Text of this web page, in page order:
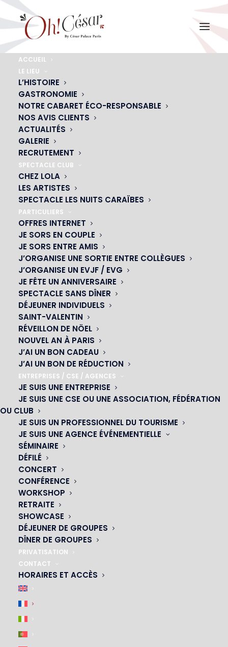
ACCUEIL
LE LIEU
L’HISTOIRE
GASTRONOMIE
NOTRE CABARET ÉCO-RESPONSABLE
NOS AVIS CLIENTS
ACTUALITÉS
GALERIE
RECRUTEMENT
SPECTACLE CLUB
CHEZ LOLA
LES ARTISTES
SPECTACLE LES NUITS CARAÏBES
PARTICULIERS
OFFRES INTERNET
JE SORS EN COUPLE
JE SORS ENTRE AMIS
J’ORGANISE UNE SORTIE ENTRE COLLÈGUES
J’ORGANISE UN EVJF / EVG
JE FÊTE UN ANNIVERSAIRE
SPECTACLE SANS DÎNER
DÉJEUNER INDIVIDUELS
SAINT-VALENTIN
RÉVEILLON DE NÖEL
NOUVEL AN À PARIS
J’AI UN BON CADEAU
J’AI UN BON DE RÉDUCTION
ENTREPRISES / CSE / AGENCES
JE SUIS UNE ENTREPRISE
JE SUIS UNE CSE OU UNE ASSOCIATION, FÉDÉRATION
OU CLUB
JE SUIS UN PROFESSIONNEL DU TOURISME
JE SUIS UNE AGENCE ÉVÉNEMENTIELLE
SÉMINAIRE
DÉFILÉ
CONCERT
CONFÉRENCE
WORKSHOP
RETRAITE
SHOWCASE
DÉJEUNER DE GROUPES
DÎNER DE GROUPES
PRIVATISATION
CONTACT
HORAIRES ET ACCÈS
oh-cesar-depart-retraite-repas
Accueil Retraite
OH! CÉSAR
|
23 avenue du Maine 75015 PARIS